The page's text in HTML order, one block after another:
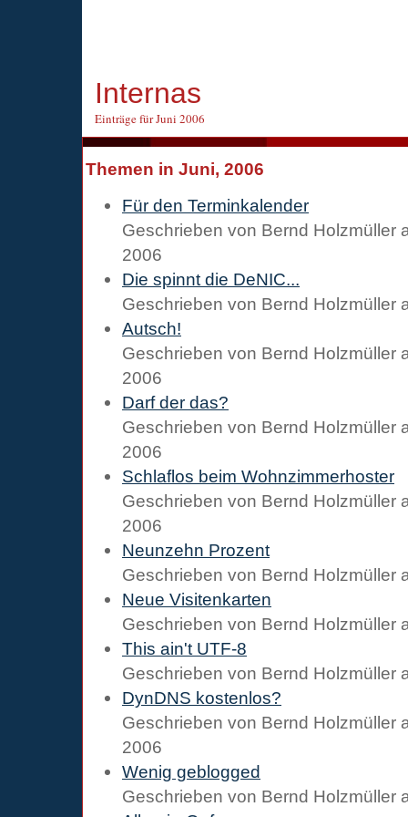
Internas
Einträge für Juni 2006
Themen in Juni, 2006
Für den Terminkalender
Geschrieben von Bernd Holzmüller
2006
Die spinnt die DeNIC...
Geschrieben von Bernd Holzmüller
Autsch!
Geschrieben von Bernd Holzmüller
2006
Darf der das?
Geschrieben von Bernd Holzmüller
2006
Schlaflos beim Wohnzimmerhoster
Geschrieben von Bernd Holzmüller
2006
Neunzehn Prozent
Geschrieben von Bernd Holzmüller
Neue Visitenkarten
Geschrieben von Bernd Holzmüller
This ain't UTF-8
Geschrieben von Bernd Holzmüller
DynDNS kostenlos?
Geschrieben von Bernd Holzmüller
2006
Wenig geblogged
Geschrieben von Bernd Holzmüller